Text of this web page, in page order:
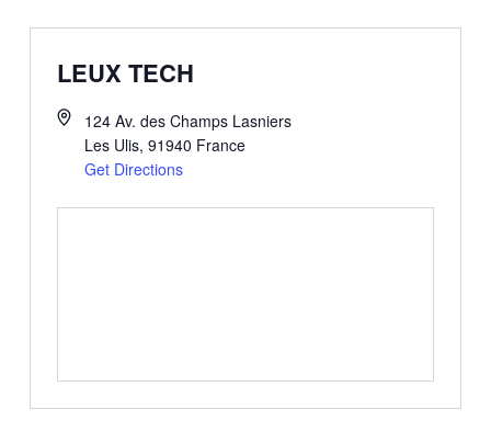
LEUX TECH
124 Av. des Champs Lasniers
Les Ulis, 91940 France
Get Directions